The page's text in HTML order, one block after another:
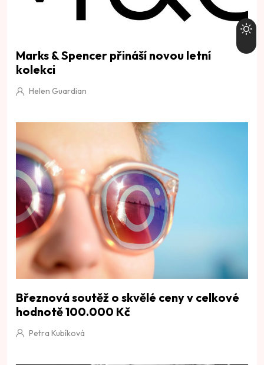
Marks & Spencer přináší novou letní
kolekci
Helen Guardian
Březnová soutěž o skvělé ceny v celkové
hodnotě 100.000 Kč
Petra Kubíková